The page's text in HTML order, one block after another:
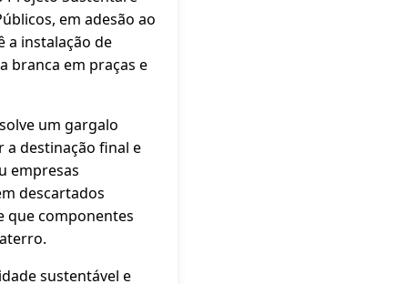
em adesão ao
a instalação de
branca em praças e
um gargalo
a destinação final e
empresas
descartados
que componentes
sustentável e